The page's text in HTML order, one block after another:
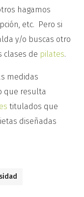
hagamos
etc. Pero si
y/o buscas otro
clases de pilates.
medidas
que resulta
titulados que
diseñadas